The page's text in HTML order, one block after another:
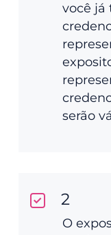
você já
serão
2
O